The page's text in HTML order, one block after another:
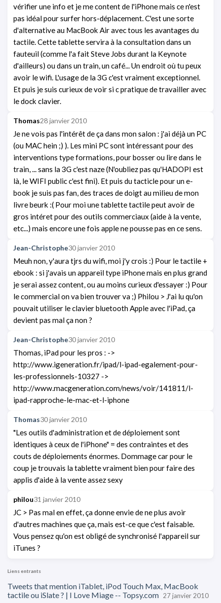
vérifier une info et je me content de l'iPhone mais ce n'est
pas idéal pour surfer hors-déplacement. C'est une sorte
d'alternative au MacBook Air avec tous les avantages du
tactile. Cette tablette servira à la consultation dans un
fauteuil (comme l'a fait Steve Jobs durant la Keynote
d'ailleurs) ou dans un train, un café... Un endroit où tu peux
avoir le wifi. L'usage de la 3G c'est vraiment exceptionnel.
Et puis je suis curieux de voir si c pratique de travailler avec
le dock clavier.
Thomas28 janvier 2010
Je ne vois pas l'intérêt de ça dans mon salon : j'ai déjà un PC
(ou MAC hein ;) ). Les mini PC sont intéressant pour des
interventions type formations, pour bosser ou lire dans le
train, ... sans la 3G c'est naze (N'oubliez pas qu'HADOPI est
là, le WIFI public c'est fini). Et puis du tacticle pour un e-
book je suis pas fan, des traces de doigt au milieu de mon
livre beurk :( Pour moi une tablette tactile peut avoir de
gros intéret pour des outils commerciaux (aide à la vente,
etc...) mais encore une fois apple ne pousse pas en ce sens.
Jean-Christophe30 janvier 2010
Meuh non, y'aura tjrs du wifi, moi j'y crois :) Pour le tactile +
ebook : si j'avais un appareil type iPhone mais en plus grand
je serai assez content, ou au moins curieux d'essayer :) Pour
le commercial on va bien trouver va ;) Philou > J'ai lu qu'on
pouvait utiliser le clavier bluetooth Apple avec l'iPad, ça
devient pas mal ça non ?
Jean-Christophe30 janvier 2010
Thomas, iPad pour les pros : ->
http://www.igeneration.fr/ipad/l-ipad-egalement-pour-
les-professionnels-10327 ->
http://www.macgeneration.com/news/voir/141811/l-
ipad-rapproche-le-mac-et-l-iphone
Thomas30 janvier 2010
"Les outils d'administration et de déploiement sont
identiques à ceux de l'iPhone" = des contraintes et des
couts de déploiements énormes. Dommage car pour le
coup je trouvais la tablette vraiment bien pour faire des
applis d'aide à la vente assez sexy
philou31 janvier 2010
JC > Pas mal en effet, ça donne envie de ne plus avoir
d'autres machines que ça, mais est-ce que c'est faisable.
Vous pensez qu'on est obligé de synchronisé l'appareil sur
iTunes ?
Liens entrants
Tweets that mention iTablet, iPod Touch Max, MacBook
tactile ou iSlate ? | I Love Miage -- Topsy.com 27 janvier 2010